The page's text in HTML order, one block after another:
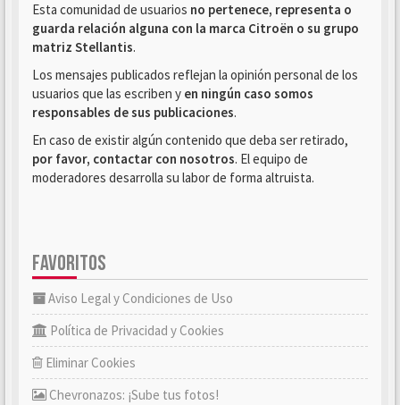
Esta comunidad de usuarios no pertenece, representa o
guarda relación alguna con la marca Citroën o su grupo
matriz Stellantis.
Los mensajes publicados reflejan la opinión personal de los
usuarios que las escriben y en ningún caso somos
responsables de sus publicaciones.
En caso de existir algún contenido que deba ser retirado,
por favor, contactar con nosotros. El equipo de
moderadores desarrolla su labor de forma altruista.
FAVORITOS
Aviso Legal y Condiciones de Uso
Política de Privacidad y Cookies
Eliminar Cookies
Chevronazos: ¡Sube tus fotos!